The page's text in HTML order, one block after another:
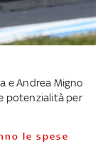
e Andrea Migno
potenzialità per
le spese